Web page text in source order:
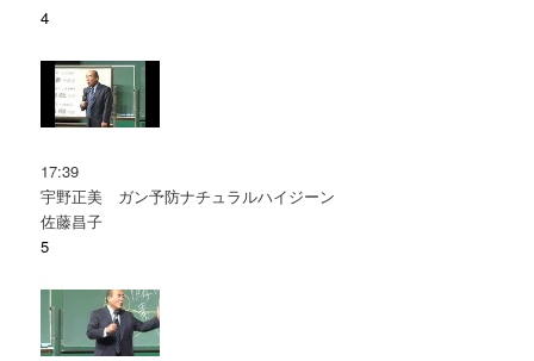
4
17:39
宇野正美 ガン予防ナチュラルハイジーン
佐藤昌子
5